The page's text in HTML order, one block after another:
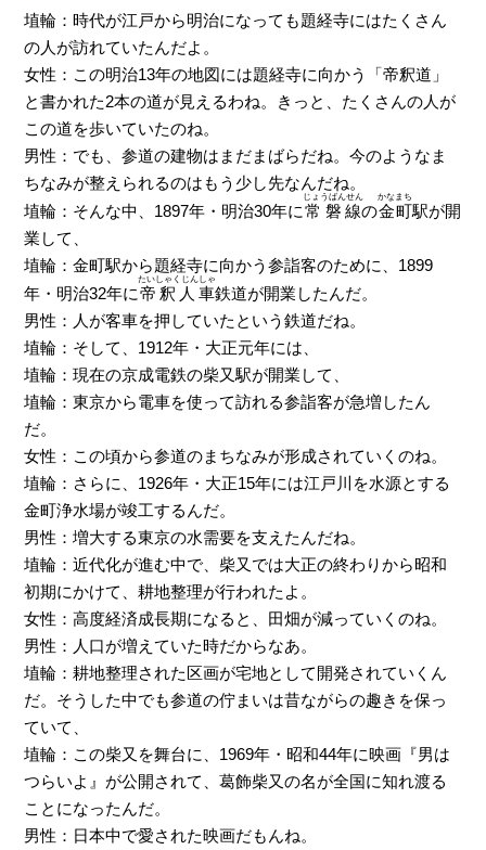
埴輪：時代が江戸から明治になっても題経寺にはたくさん
の人が訪れていたんだよ。
女性：この明治13年の地図には題経寺に向かう「帝釈道」
と書かれた2本の道が見えるわね。きっと、たくさんの人が
この道を歩いていたのね。
男性：でも、参道の建物はまだまばらだね。今のようなま
ちなみが整えられるのはもう少し先なんだね。
埴輪：そんな中、1897年・明治30年に常磐線
じょうばんせん
の金町
かなまち
駅が開
業して、
埴輪：金町駅から題経寺に向かう参詣客のために、1899
年・明治32年に帝釈人車
たいしゃくじんしゃ
鉄道が開業したんだ。
男性：人が客車を押していたという鉄道だね。
埴輪：そして、1912年・大正元年には、
埴輪：現在の京成電鉄の柴又駅が開業して、
埴輪：東京から電車を使って訪れる参詣客が急増したん
だ。
女性：この頃から参道のまちなみが形成されていくのね。
埴輪：さらに、1926年・大正15年には江戸川を水源とする
金町浄水場が竣工するんだ。
男性：増大する東京の水需要を支えたんだね。
埴輪：近代化が進む中で、柴又では大正の終わりから昭和
初期にかけて、耕地整理が行われたよ。
女性：高度経済成長期になると、田畑が減っていくのね。
男性：人口が増えていた時だからなあ。
埴輪：耕地整理された区画が宅地として開発されていくん
だ。そうした中でも参道の佇まいは昔ながらの趣きを保っ
ていて、
埴輪：この柴又を舞台に、1969年・昭和44年に映画『男は
つらいよ』が公開されて、葛飾柴又の名が全国に知れ渡る
ことになったんだ。
男性：日本中で愛された映画だもんね。